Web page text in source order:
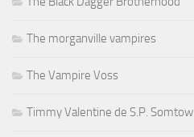
The morganville vampires
The Vampire Voss
Timmy Valentine de S.P. Somtow